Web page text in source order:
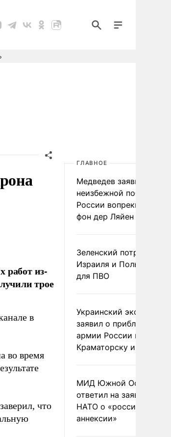
работ из-
трое
в
во время
что
ГЛАВНОЕ
Медведев заявил о
неизбежной победе
России вопреки словам
фон дер Ляйен
Зеленский потребовал
Израиля и Польши
для ПВО
Украинский эксперт
заявил о приближении
армии России к
Краматорску и
МИД Южной Осетии
ответил на заявления
НАТО о «российской
аннексии»